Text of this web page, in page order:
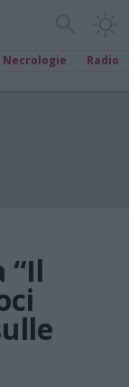
Necrologie Radio
“Il